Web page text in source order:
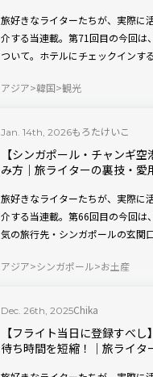
旅好きなライターたちが、実際に
介する当連載。第71回目の今回は
ついて。ホテルにチェックインす
確認できるため、いざ荷物を預け
アジア 韓国 観光
Jan. 14th, 2026もろたけいこ
【シンガポール・チャンギ
み方｜旅ライターの裏技・愛
旅好きなライターたちが、実際に
介する当連載。第66回目の今回は
気の旅行先・シンガポールの玄関
人気のお土産をお得に購入できる
アジア シンガポール お土産
Dec. 26th, 2025Chika
【フライト当日に登録すべ
待ち時間を短縮！｜旅ライ